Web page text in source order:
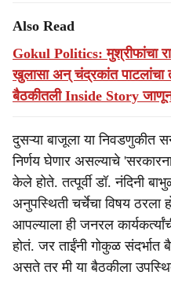
Also Read
Gokul Politics: मुश्रीफांचा
खुलासा अन् चंद्रकांत पाटलांचा
बैठकीतली Inside Story जाणून
दुसऱ्या बाजूला या निवडणुकीत
निर्णय घेणार असल्याचे
केले होते. तत्पूर्वी डॉ. नंदिनी
अनुपस्थिती चर्चेचा विषय ठरला
आपल्याला ही जनरल
होतं. जर ताईंनी गोकुळ
असते तर मी या बैठकीला